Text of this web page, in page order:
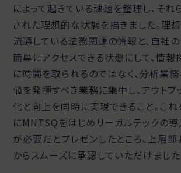
によって起きている課題を整理し、そ
された理想的な状態を描きました。理
流通している法務関連の情報と、自社
簡単にアクセスできる状態にして、情報
に時間を取られるのではなく、分析業
値を発揮すべき業務に集中し、アウトプ
化と向上を同時に実現できること。こ
にMNTSQをはじめリーガルテックの導
が必要だとプレゼンしたところ、上層
からスムーズに承認していただけました